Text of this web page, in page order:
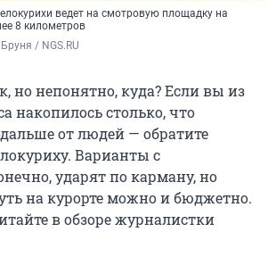
ведет на смотровую площадку на
8 километров
/ NGS.RU
но непонятно, куда? Если вы из
накопилось столько, что
от людей — обратите
Варианты с
ударят по карману, но
на курорте можно и бюджетно.
в обзоре журналистки